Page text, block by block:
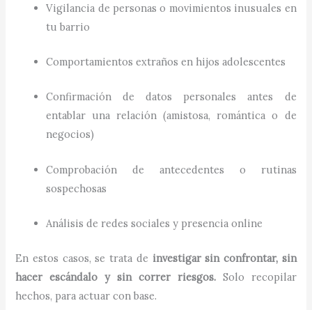
Vigilancia de personas o movimientos inusuales en
tu barrio
Comportamientos extraños en hijos adolescentes
Confirmación de datos personales antes de
entablar una relación (amistosa, romántica o de
negocios)
Comprobación de antecedentes o rutinas
sospechosas
Análisis de redes sociales y presencia online
En estos casos, se trata de investigar sin confrontar, sin
hacer escándalo y sin correr riesgos.Solo recopilar
hechos, para actuar con base.